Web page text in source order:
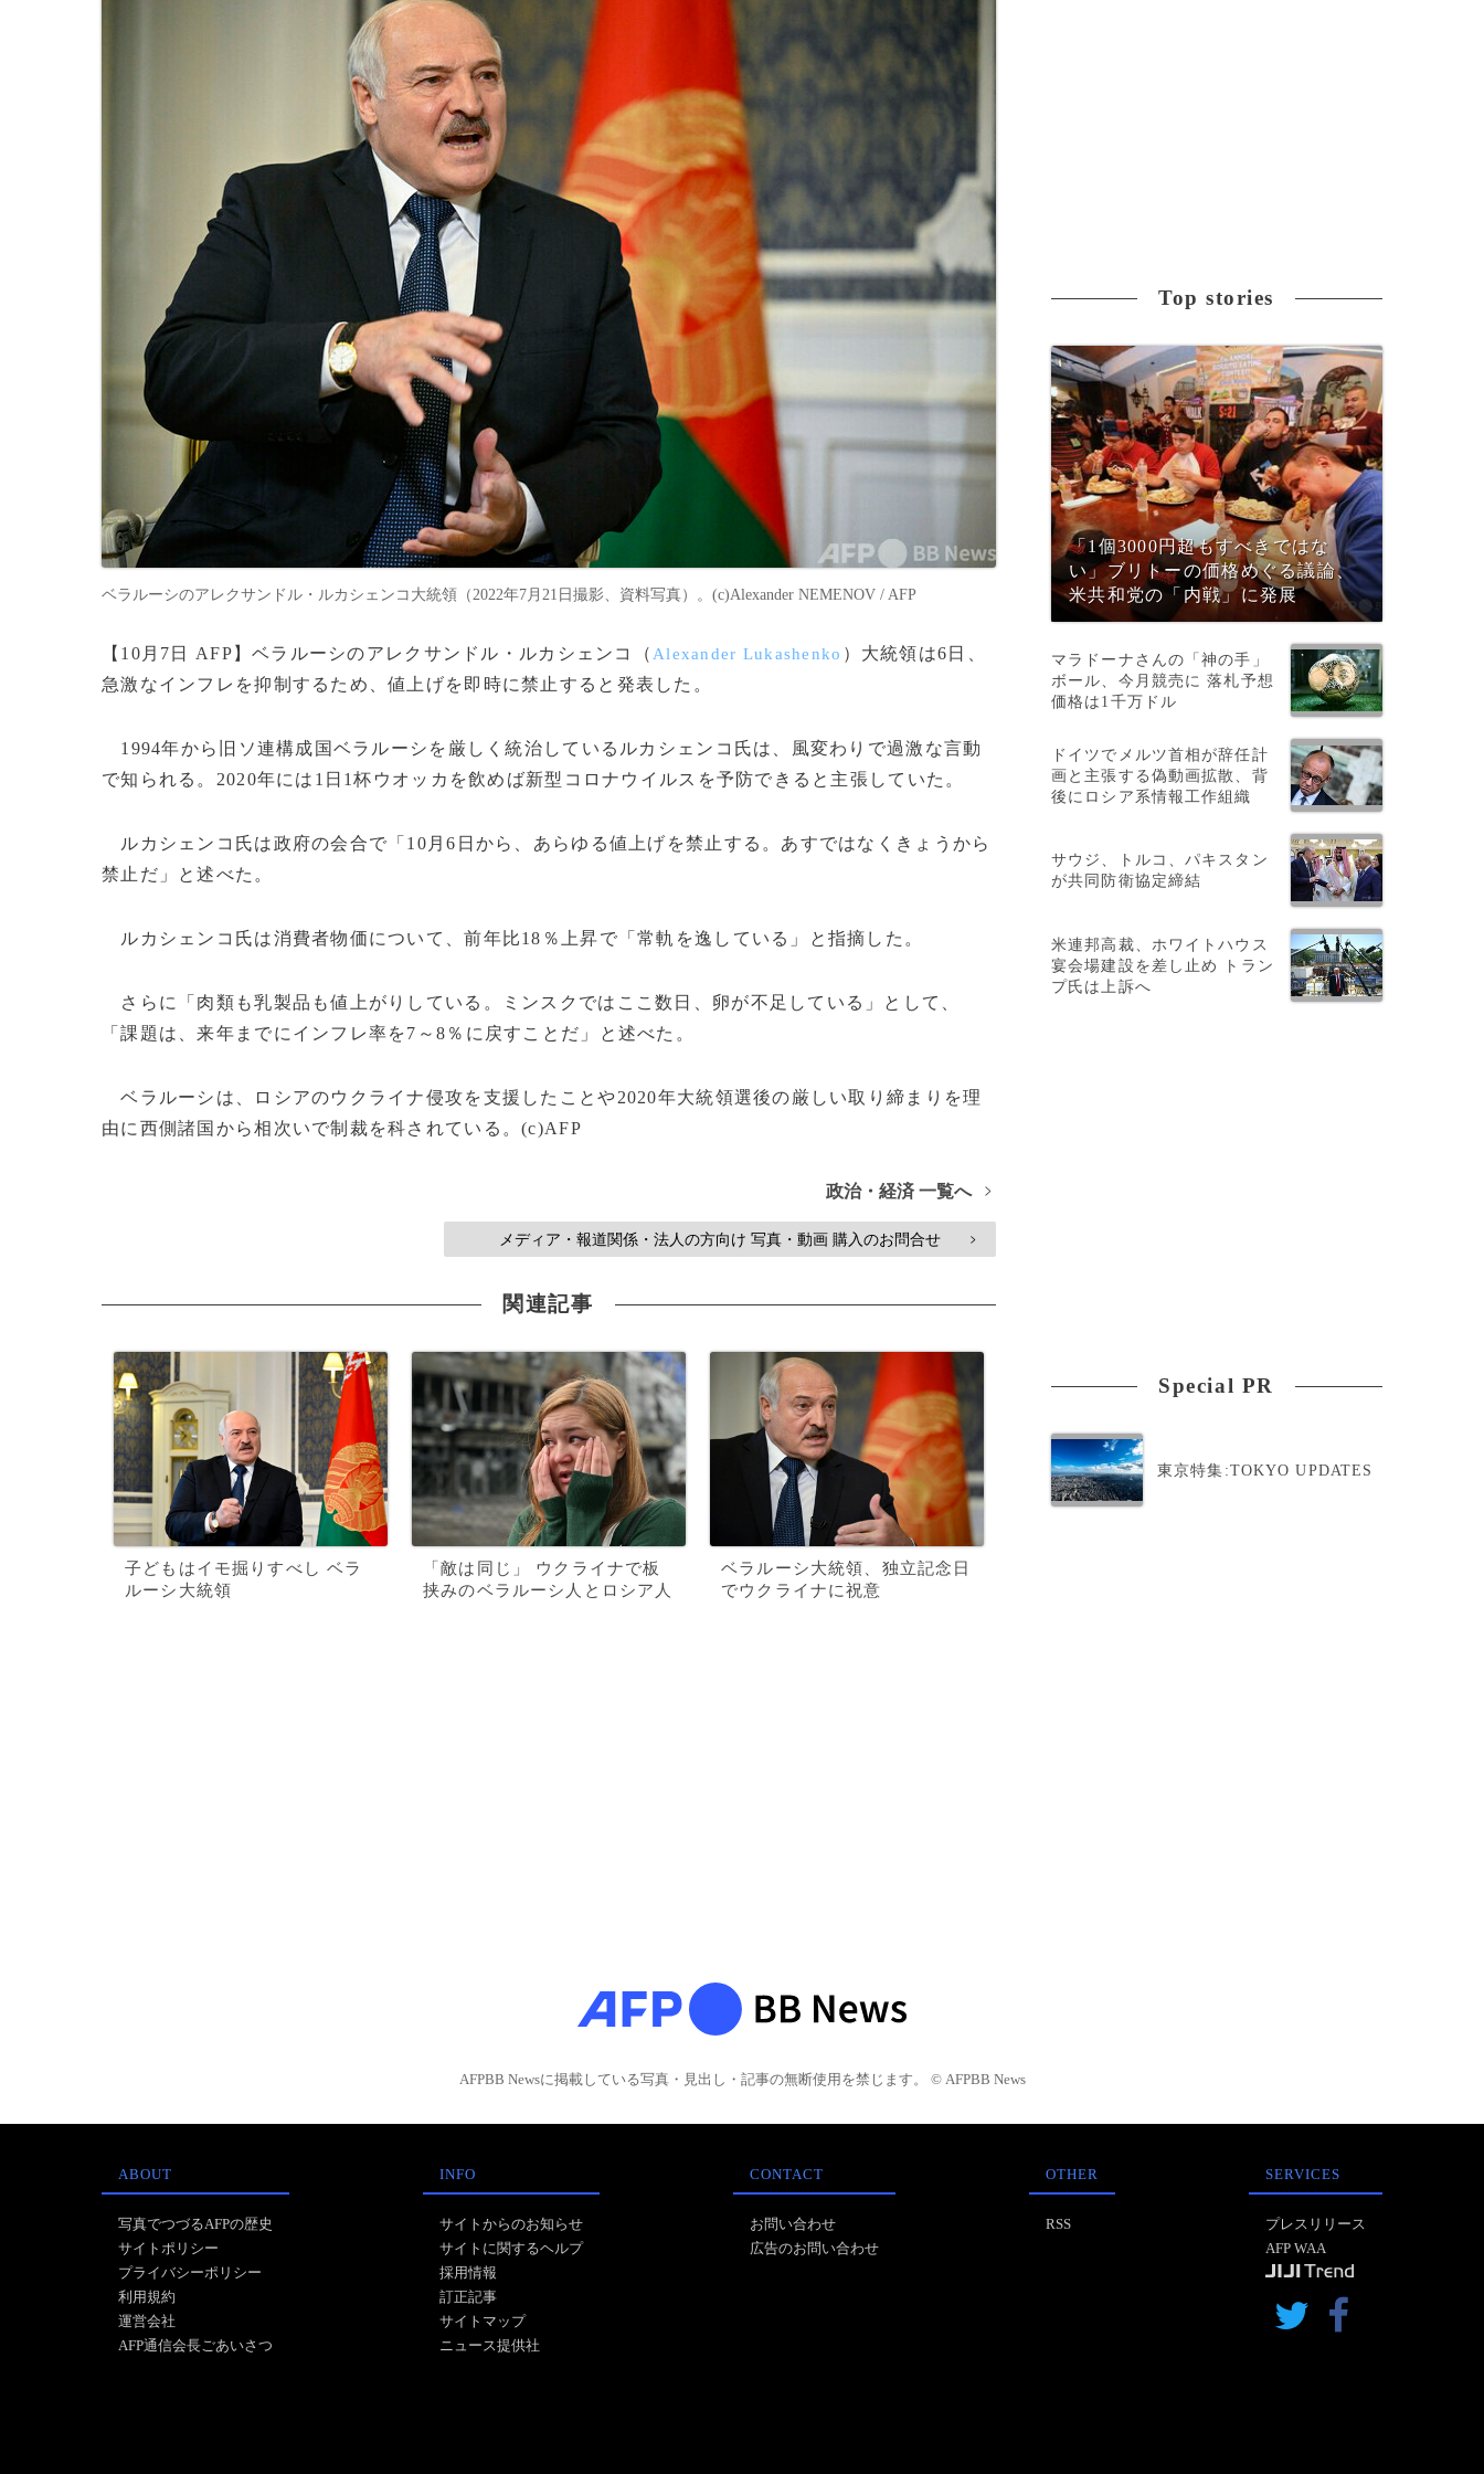
ベラルーシのアレクサンドル・ルカシェンコ大統領（2022年7月21日撮影、資料写真）。(c)Alexander NEMENOV / AFP
【10月7日 AFP】ベラルーシのアレクサンドル・ルカシェンコ（ Alexander Lukashenko ）大統領は6日、
急激なインフレを抑制するため、値上げを即時に禁止すると発表した。
1994年から旧ソ連構成国ベラルーシを厳しく統治しているルカシェンコ氏は、風変わりで過激な言動
で知られる。2020年には1日1杯ウオッカを飲めば新型コロナウイルスを予防できると主張していた。
ルカシェンコ氏は政府の会合で「10月6日から、あらゆる値上げを禁止する。あすではなくきょうから
禁止だ」と述べた。
ルカシェンコ氏は消費者物価について、前年比18％上昇で「常軌を逸している」と指摘した。
さらに「肉類も乳製品も値上がりしている。ミンスクではここ数日、卵が不足している」として、
「課題は、来年までにインフレ率を7～8％に戻すことだ」と述べた。
ベラルーシは、ロシアのウクライナ侵攻を支援したことや2020年大統領選後の厳しい取り締まりを理
由に西側諸国から相次いで制裁を科されている。(c)AFP
政治・経済 一覧へ >
メディア・報道関係・法人の方向け 写真・動画 購入のお問合せ >
関連記事
子どもはイモ掘りすべし ベラ
ルーシ大統領
「敵は同じ」 ウクライナで板
挟みのベラルーシ人とロシア人
ベラルーシ大統領、独立記念日
でウクライナに祝意
Top stories
「1個3000円超もすべきではな
い」ブリトーの価格めぐる議論、
米共和党の「内戦」に発展
マラドーナさんの「神の手」
ボール、今月競売に 落札予想
価格は1千万ドル
ドイツでメルツ首相が辞任計
画と主張する偽動画拡散、背
後にロシア系情報工作組織
サウジ、トルコ、パキスタン
が共同防衛協定締結
米連邦高裁、ホワイトハウス
宴会場建設を差し止め トラン
プ氏は上訴へ
Special PR
東京特集:TOKYO UPDATES
AFPBB Newsに掲載している写真・見出し・記事の無断使用を禁じます。 © AFPBB News
ABOUT
写真でつづるAFPの歴史
サイトポリシー
プライバシーポリシー
利用規約
運営会社
AFP通信会長ごあいさつ
INFO
サイトからのお知らせ
サイトに関するヘルプ
採用情報
訂正記事
サイトマップ
ニュース提供社
CONTACT
お問い合わせ
広告のお問い合わせ
OTHER
RSS
SERVICES
プレスリリース
AFP WAA